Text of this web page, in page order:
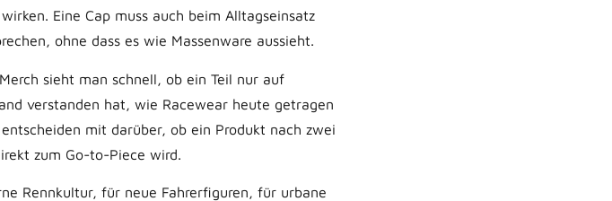
Eine Cap muss auch beim Alltagseinsatz
ohne dass es wie Massenware aussieht.
sieht man schnell, ob ein Teil nur auf
verstanden hat, wie Racewear heute getragen
mit darüber, ob ein Produkt nach zwei
zum Go-to-Piece wird.
Rennkultur, für neue Fahrerfiguren, für urbane